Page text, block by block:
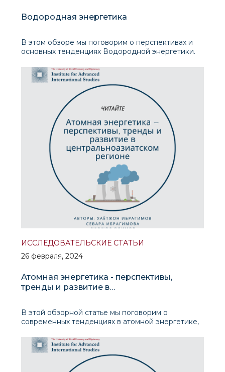
Водородная энергетика
В этом обзоре мы поговорим о перспективах и
основных тенденциях Водородной энергетики.
перспективный энергоноситель, способный
обеспечить надежное получение доступной и
экологичной энергии. Поэтому в последние
десятилетия в мире разработано большое число
ИССЛЕДОВАТЕЛЬСКИЕ СТАТЬИ
26 февраля, 2024
Атомная энергетика - перспективы,
тренды и развитие в
В этой обзорной статье мы поговорим о
современных тенденциях в атомной энергетике,
развития атомной энергетики в
Центральноазиатских странах.На протяжении
всего 20-го века отношение общества к атомной
энергетике было сложным и эволюционирующим,